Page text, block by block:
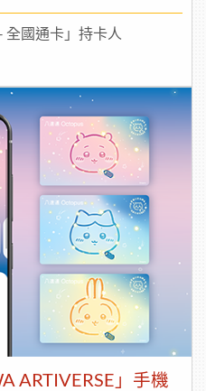
全國通卡」持卡人
ARTIVERSE」手機